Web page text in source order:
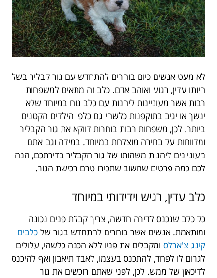
לא מעט אנשים כיום בוחרים להתחדש עם גור קבליר בשל
היותו עדין, רגוע ואוהב אדם. כלב זה מתאים למשפחות
רבות אשר מעוניינות ליהנות עם כלב נוח במיוחד שלא
ינשך או יגיב בתוקפנות כלשהי גם כלפי הילדים הקטנים
ביותר. לכן, משפחות רבות בוחרות דווקא את גור הקבליר
ומדווחות על בחירה מוצלחת במיוחד. במידה וגם אתם
מעוניינים ליהנות משהותו של גור הקבליר בדירתכם, הנה
לכם כמה פרטים שחשוב שתכירו טרם רכישת הגור.
כלב עדין, רגיש וידידותי במיוחד
כל כלב שנכנס לדירה חדשה, צריך קבלת פנים נכונה
ומותאמת. אנשים אשר בוחרים להתחדש בגור של כלבים
קינג צ'ארלס ומקבלים את פניו ללא הכנה כלשהי, עלולים
לגרום לו לפחד, להתכנס בעצמו, לאבד תיאבון ואף להיכנס
לדיכאון של ממש. לכן, לפני שאתם רוכשים את גור